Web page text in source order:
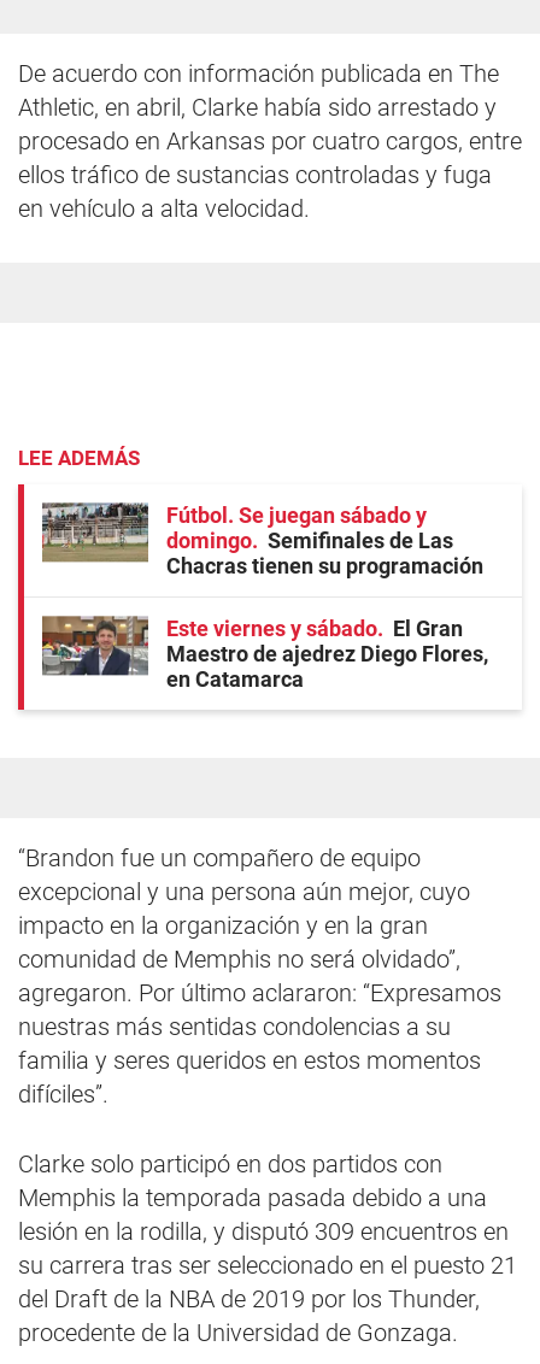
De acuerdo con información publicada en The
Athletic, en abril, Clarke había sido arrestado y
procesado en Arkansas por cuatro cargos, entre
ellos tráfico de sustancias controladas y fuga
en vehículo a alta velocidad.
LEE ADEMÁS
Fútbol. Se juegan sábado y
domingo
Semifinales de Las
Chacras tienen su programación
Este viernes y sábado
El Gran
Maestro de ajedrez Diego Flores,
en Catamarca
“Brandon fue un compañero de equipo
excepcional y una persona aún mejor, cuyo
impacto en la organización y en la gran
comunidad de Memphis no será olvidado”,
agregaron. Por último aclararon: “Expresamos
nuestras más sentidas condolencias a su
familia y seres queridos en estos momentos
difíciles”.
Clarke solo participó en dos partidos con
Memphis la temporada pasada debido a una
lesión en la rodilla, y disputó 309 encuentros en
su carrera tras ser seleccionado en el puesto 21
del Draft de la NBA de 2019 por los Thunder,
procedente de la Universidad de Gonzaga.